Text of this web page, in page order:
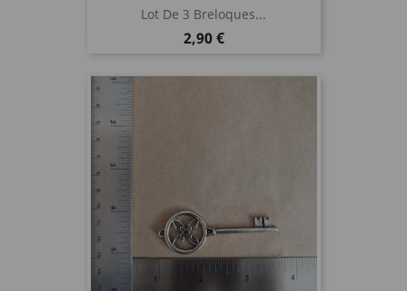
Lot De 3 Breloques...
Prix
2,90 €